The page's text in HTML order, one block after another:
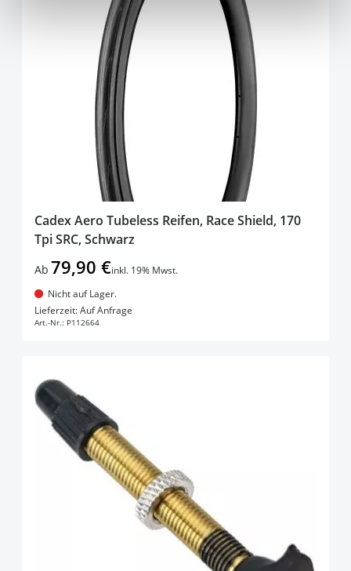
Cadex Aero Tubeless Reifen, Race Shield, 170
Tpi SRC, Schwarz
Ab 79,90 €inkl. 19% Mwst.
Nicht auf Lager.
Lieferzeit: Auf Anfrage
Art.-Nr.: P112664
In den Warenkorb